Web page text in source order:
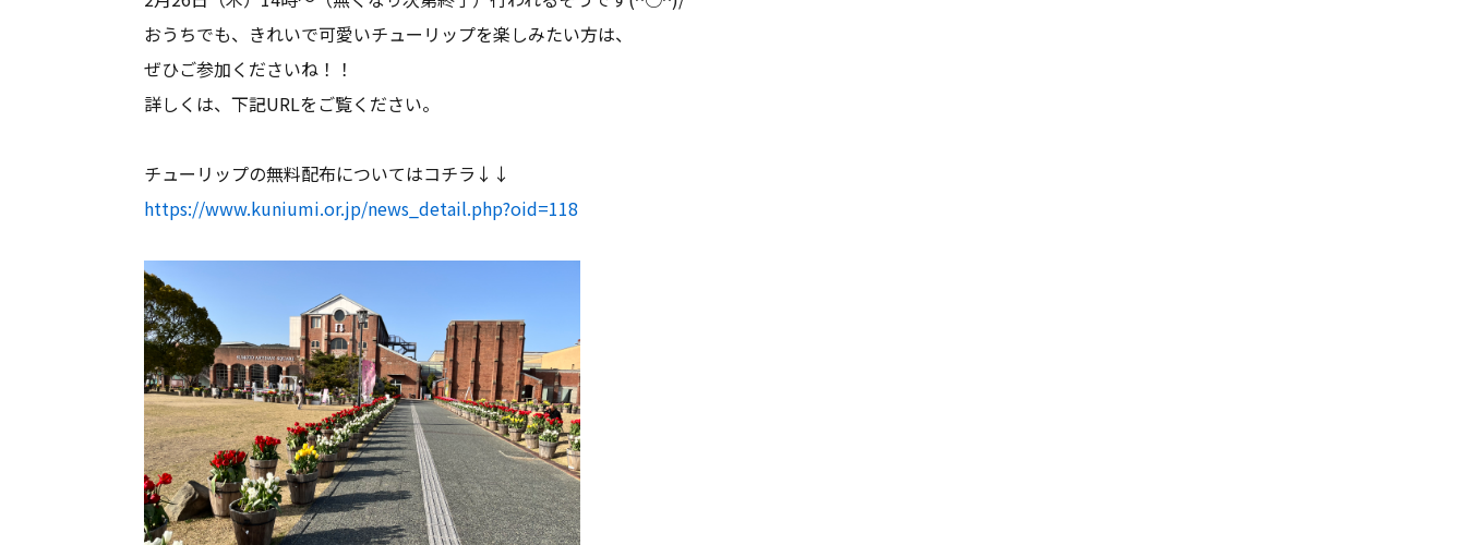
おうちでも、きれいで可愛いチューリップを楽しみたい方は、
ぜひご参加くださいね！！
詳しくは、下記URLをご覧ください。
チューリップの無料配布についてはコチラ↓↓
https://www.kuniumi.or.jp/news_detail.php?oid=118